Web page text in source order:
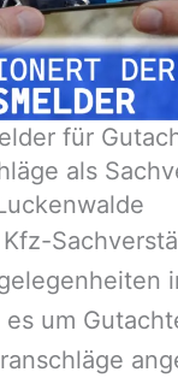
für
als
es um